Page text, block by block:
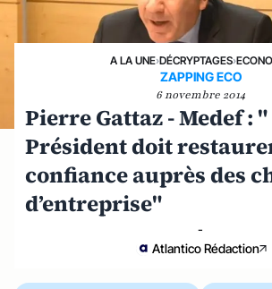
A LA UNE›DÉCRYPTAGES›
ZAPPING ECO
6 novembre 2014
Pierre Gattaz - Medef : "
Président doit
confiance auprès des
d’entreprise"
-
Atlantico Rédaction